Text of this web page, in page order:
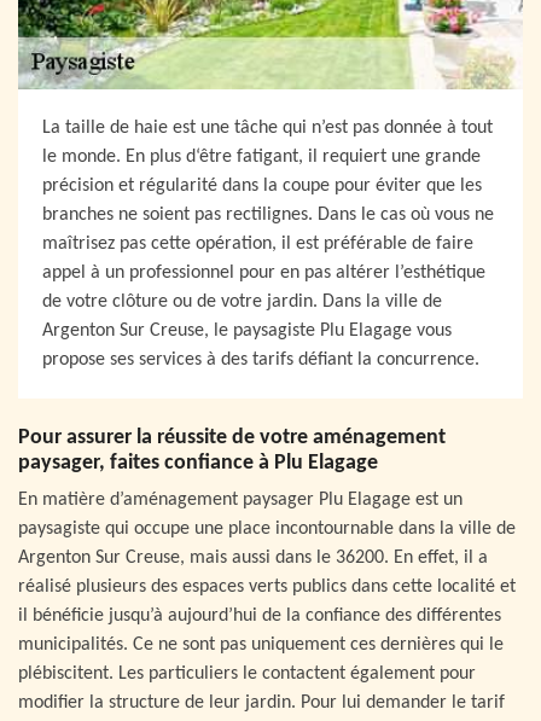
La taille de haie est une tâche qui n’est pas donnée à tout
le monde. En plus d‘être fatigant, il requiert une grande
précision et régularité dans la coupe pour éviter que les
branches ne soient pas rectilignes. Dans le cas où vous ne
maîtrisez pas cette opération, il est préférable de faire
appel à un professionnel pour en pas altérer l’esthétique
de votre clôture ou de votre jardin. Dans la ville de
Argenton Sur Creuse, le paysagiste Plu Elagage vous
propose ses services à des tarifs défiant la concurrence.
Pour assurer la réussite de votre aménagement
paysager, faites confiance à Plu Elagage
En matière d’aménagement paysager Plu Elagage est un
paysagiste qui occupe une place incontournable dans la ville de
Argenton Sur Creuse, mais aussi dans le 36200. En effet, il a
réalisé plusieurs des espaces verts publics dans cette localité et
il bénéficie jusqu’à aujourd’hui de la confiance des différentes
municipalités. Ce ne sont pas uniquement ces dernières qui le
plébiscitent. Les particuliers le contactent également pour
modifier la structure de leur jardin. Pour lui demander le tarif